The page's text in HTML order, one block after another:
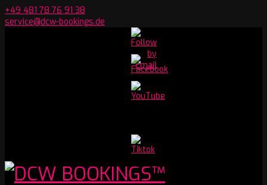
Skip
to
+49 481 78 76 91 38
service@dcw-bookings.de
Youtube
Channel